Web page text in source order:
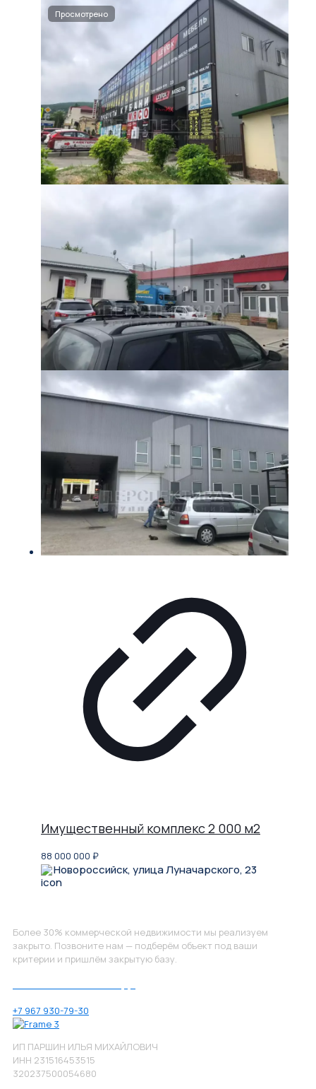
Имущественный комплекс 2 000 м2
88 000 000 ₽
Новороссийск, улица Луначарского, 23
Более 30% коммерческой недвижимости мы реализуем
закрыто. Позвоните нам — подберём объект под ваши
критерии и пришлём закрытую базу.
+7 967 930-79-30
ИП ПАРШИН ИЛЬЯ МИХАЙЛОВИЧ
ИНН 231516453515
320237500054680